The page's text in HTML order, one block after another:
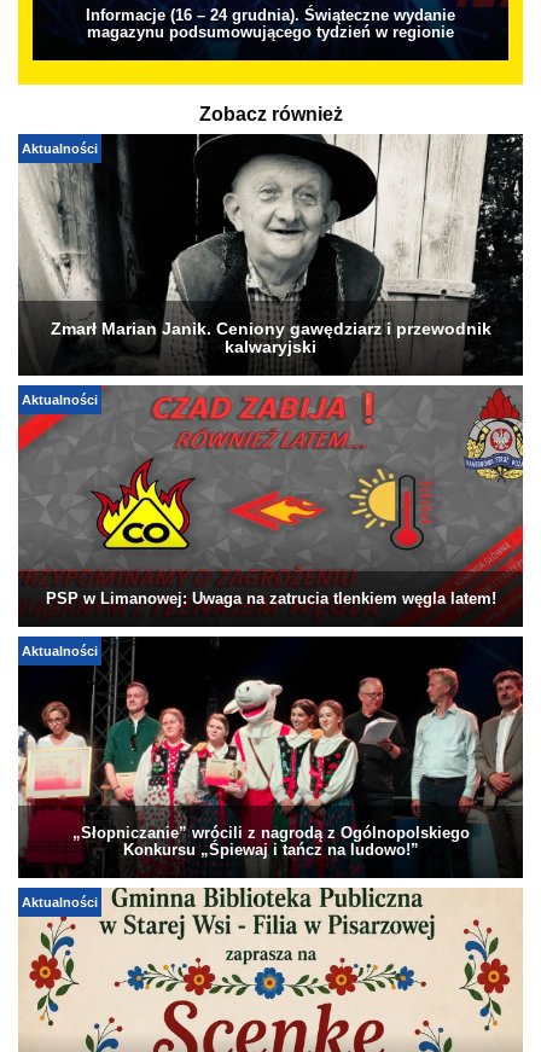
Informacje (16 – 24 grudnia). Świąteczne wydanie
magazynu podsumowującego tydzień w regionie
Zobacz również
Aktualności
Zmarł Marian Janik. Ceniony gawędziarz i przewodnik
kalwaryjski
Aktualności
PSP w Limanowej: Uwaga na zatrucia tlenkiem węgla latem!
Aktualności
„Słopniczanie” wrócili z nagrodą z Ogólnopolskiego
Konkursu „Śpiewaj i tańcz na ludowo!”
Aktualności